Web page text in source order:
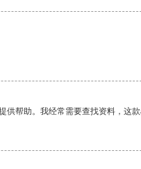
帮助。我经常需要查找资料，这